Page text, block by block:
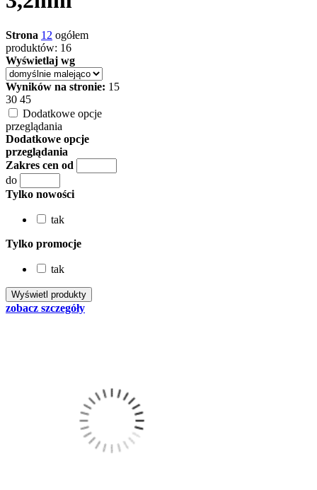
Strona 1 2 ogółem
produktów: 16
Wyświetlaj wg
Wyników na stronie: 15
30 45
Dodatkowe opcje
przeglądania
Dodatkowe opcje
przeglądania
Zakres cen od
do
Tylko nowości
tak
Tylko promocje
tak
zobacz szczegóły